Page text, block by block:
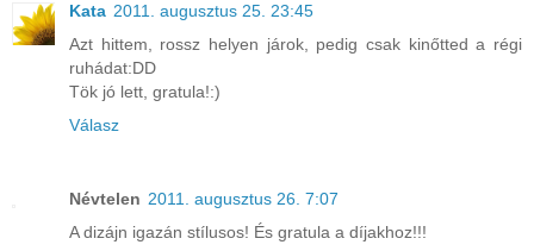
Kata 2011. augusztus 25. 23:45
Azt hittem, rossz helyen járok, pedig csak kinőtted a régi
ruhádat:DD
Tök jó lett, gratula!:)
Válasz
Névtelen 2011. augusztus 26. 7:07
A dizájn igazán stílusos! És gratula a díjakhoz!!!